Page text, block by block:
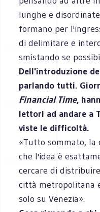
lunghe e
formano per
di delimitare e
smistando se
Dell'introduzione
parlando tutti.
Financial Time,
lettori ad andare a
viste le difficoltà.
«Tutto sommato, la
che l'idea è
cercare di
città metropolitana
solo su Venezia».